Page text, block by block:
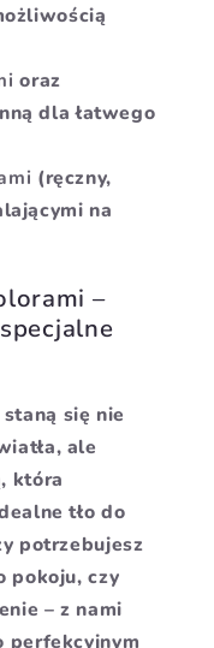
oraz
dla łatwego
(ręczny,
na
–
się nie
ale
która
tło do
potrzebujesz
pokoju, czy
– z nami
perfekcyjnym